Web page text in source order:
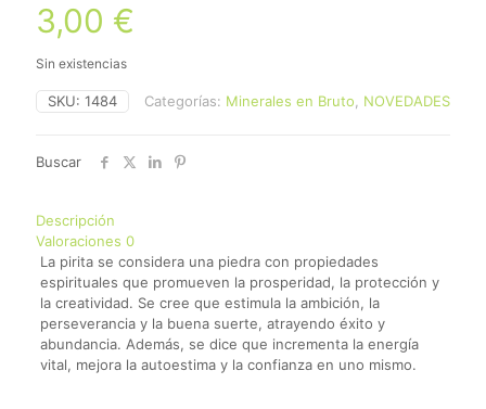
3,00 €
Sin existencias
SKU: 1484 Categorías: Minerales en Bruto, NOVEDADES
Buscar
Descripción
Valoraciones 0
La pirita se considera una piedra con propiedades
espirituales que promueven la prosperidad, la protección y
la creatividad. Se cree que estimula la ambición, la
perseverancia y la buena suerte, atrayendo éxito y
abundancia. Además, se dice que incrementa la energía
vital, mejora la autoestima y la confianza en uno mismo.